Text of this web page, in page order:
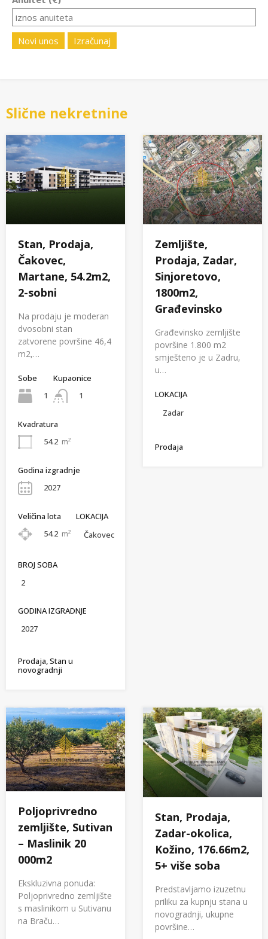
Novi unos Izračunaj
Slične nekretnine
Stan, Prodaja,
Čakovec,
Martane, 54.2m2,
2-sobni
Na prodaju je moderan
dvosobni stan
zatvorene površine 46,4
m2,…
Sobe
1
Kupaonice
1
Kvadratura
54.2 m²
Godina izgradnje
2027
Veličina lota
54.2 m²
LOKACIJA
Čakovec
BROJ SOBA
2
GODINA IZGRADNJE
2027
Prodaja, Stan u
novogradnji
Zemljište,
Prodaja, Zadar,
Sinjoretovo,
1800m2,
Građevinsko
Građevinsko zemljište
površine 1.800 m2
smješteno je u Zadru,
u…
LOKACIJA
Zadar
Prodaja
Poljoprivredno
zemljište, Sutivan
– Maslinik 20
000m2
Ekskluzivna ponuda:
Poljoprivredno zemljište
s maslinikom u Sutivanu
na Braču…
Stan, Prodaja,
Zadar-okolica,
Kožino, 176.66m2,
5+ više soba
Predstavljamo izuzetnu
priliku za kupnju stana u
novogradnji, ukupne
površine…